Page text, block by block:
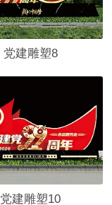
党建雕塑8
党建雕塑10